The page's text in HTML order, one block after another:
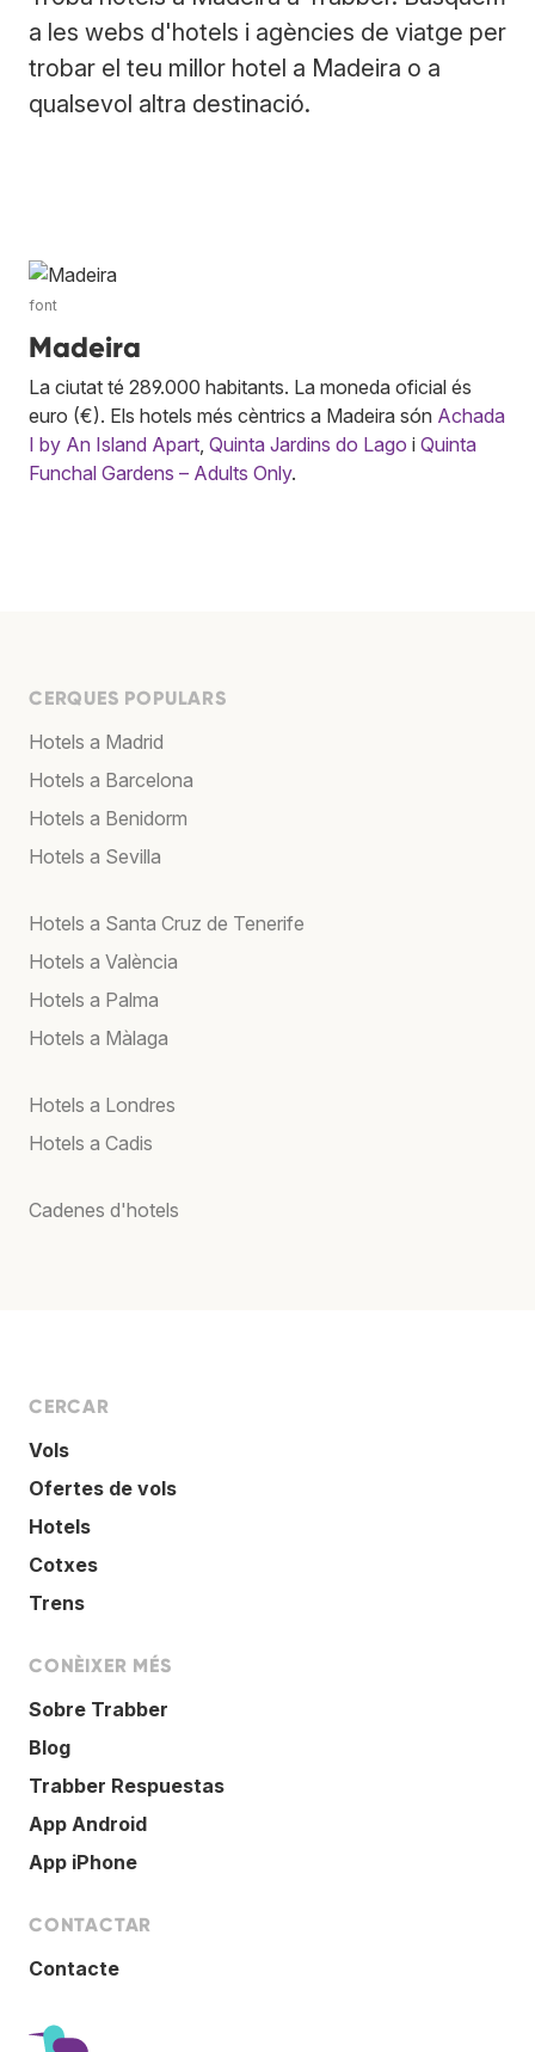
a les webs d'hotels i agències de viatge per
trobar el teu millor hotel a Madeira o a
qualsevol altra destinació.
font
Madeira
La ciutat té 289.000 habitants. La moneda oficial és
euro (€). Els hotels més cèntrics a Madeira són Achada
I by An Island Apart Quinta Jardins do Lago i Quinta
Funchal Gardens – Adults Only.
CERQUES POPULARS
Hotels a Madrid
Hotels a Barcelona
Hotels a Benidorm
Hotels a Sevilla
Hotels a Santa Cruz de Tenerife
Hotels a València
Hotels a Palma
Hotels a Màlaga
Hotels a Londres
Hotels a Cadis
Cadenes d'hotels
CERCAR
Vols
Ofertes de vols
Hotels
Cotxes
Trens
CONÈIXER MÉS
Sobre Trabber
Blog
Trabber Respuestas
App Android
App iPhone
CONTACTAR
Contacte